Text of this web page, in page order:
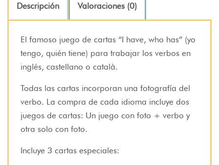
Descripción Valoraciones (0)
El famoso juego de cartas “I have, who has” (yo
tengo, quién tiene) para trabajar los verbos en
inglés, castellano o català.
Todas las cartas incorporan una fotografía del
verbo. La compra de cada idioma incluye dos
juegos de cartas: Un juego con foto + verbo y
otra solo con foto.
Incluye 3 cartas especiales: